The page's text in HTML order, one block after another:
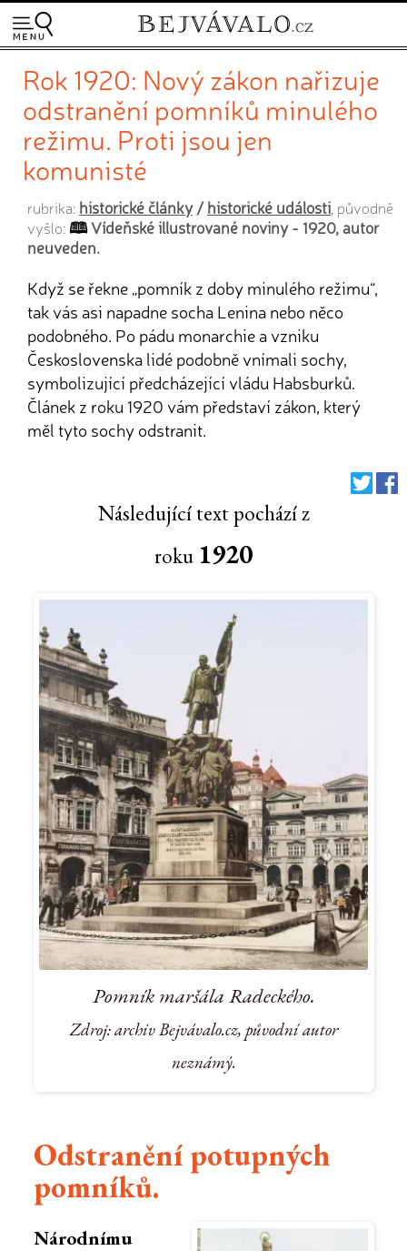
Rok 1920: Nový zákon nařizuje
odstranění pomníků minulého
režimu. Proti jsou jen
komunisté
rubrika: historické články/historické události , původně
vyšlo:
Vídeňské illustrované noviny - 1920, autor
neuveden.
Když se řekne „pomník z doby minulého režimu“,
tak vás asi napadne socha Lenina nebo něco
podobného. Po pádu monarchie a vzniku
Československa lidé podobně vnímali sochy,
symbolizující předcházející vládu Habsburků.
Článek z roku 1920 vám představí zákon, který
měl tyto sochy odstranit.
Následující text pochází z
roku 1920
Pomník maršála Radeckého.
Zdroj: archiv Bejvávalo.cz, původní autor
neznámý.
Odstranění potupných
pomníků.
Národnímu